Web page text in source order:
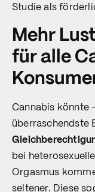
Studie als
Mehr
für alle
Cannabis könnte
überraschendste
bei
Orgasmus
seltener. Diese